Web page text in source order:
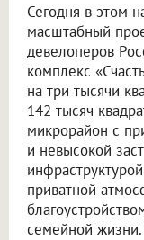
Сегодня в этом
масштабный
девелоперов
комплекс
на три тысячи
142 тысяч
микрорайон с
и невысокой
приватной
семейной жизни.